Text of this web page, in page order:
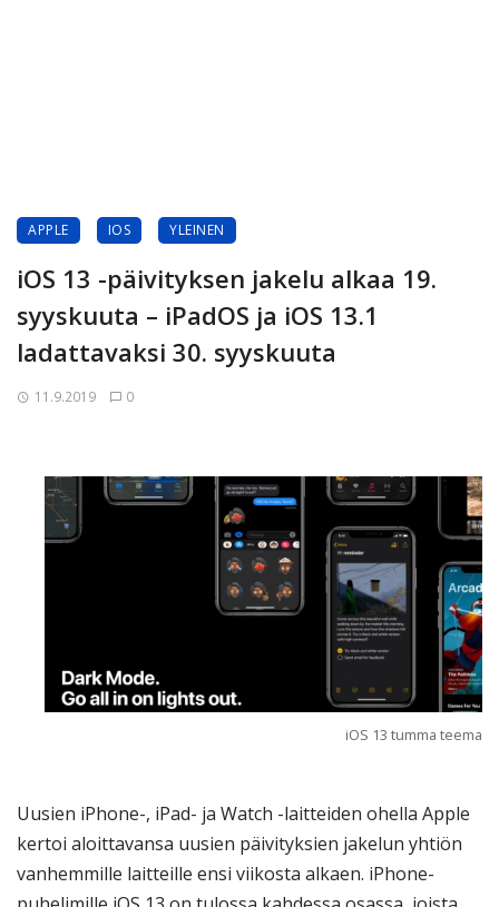
APPLE IOS YLEINEN
iOS 13 -päivityksen jakelu alkaa 19.
syyskuuta – iPadOS ja iOS 13.1
ladattavaksi 30. syyskuuta
11.9.2019 0
iOS 13 tumma teema
Uusien iPhone-, iPad- ja Watch -laitteiden ohella Apple
kertoi aloittavansa uusien päivityksien jakelun yhtiön
vanhemmille laitteille ensi viikosta alkaen. iPhone-